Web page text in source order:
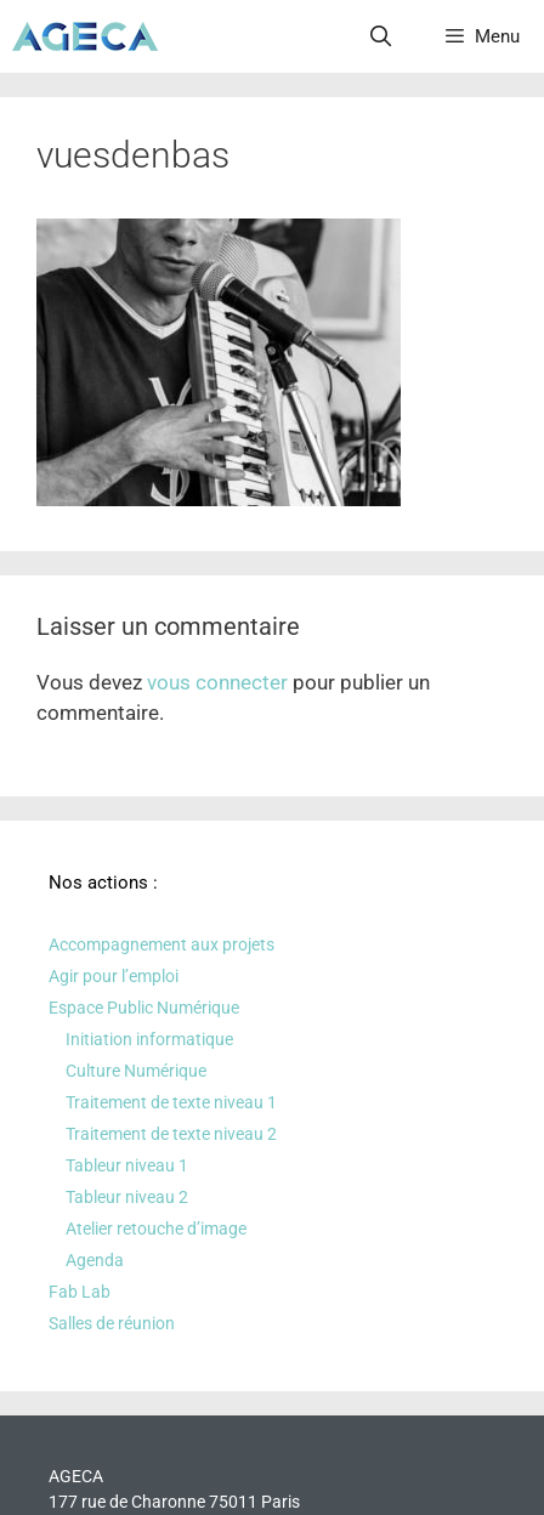
Menu
vuesdenbas
Laisser un commentaire
Vous devez vous connecter pour publier un
commentaire.
Nos actions :
Accompagnement aux projets
Agir pour l’emploi
Espace Public Numérique
Initiation informatique
Culture Numérique
Traitement de texte niveau 1
Traitement de texte niveau 2
Tableur niveau 1
Tableur niveau 2
Atelier retouche d’image
Agenda
Fab Lab
Salles de réunion
AGECA
177 rue de Charonne 75011 Paris